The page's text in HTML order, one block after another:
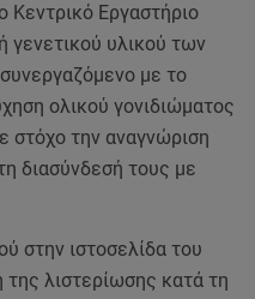
Κεντρικό Εργαστήριο
γενετικού υλικού των
με το
ολικού γονιδιώματος
στόχο την αναγνώριση
διασύνδεσή τους με
στην ιστοσελίδα του
λιστερίωσης κατά τη